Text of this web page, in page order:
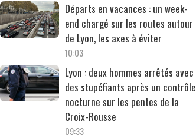
Départs en vacances : un week-
end chargé sur les routes autour
de Lyon, les axes à éviter
10:03
Lyon : deux hommes arrêtés avec
des stupéfiants après un contrôle
nocturne sur les pentes de la
Croix-Rousse
09:33